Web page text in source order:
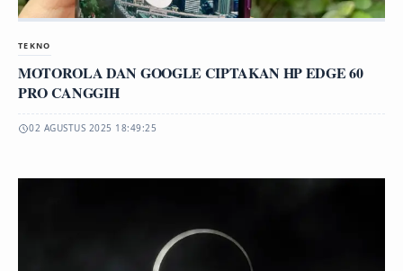
TEKNO
MOTOROLA DAN GOOGLE CIPTAKAN HP EDGE 60
PRO CANGGIH
02 AGUSTUS 2025 18:49:25